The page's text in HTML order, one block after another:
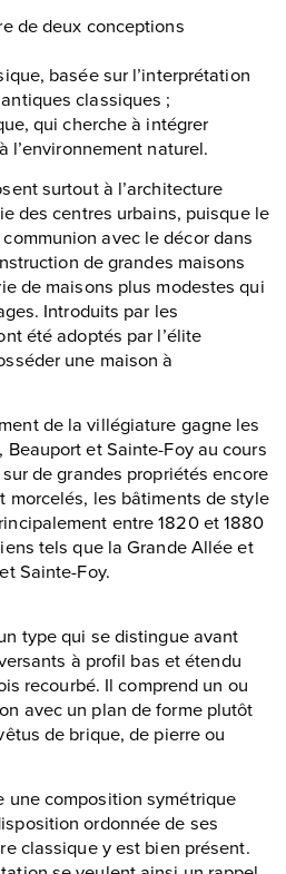
de deux conceptions
basée sur l’interprétation
classiques ;
qui cherche à intégrer
l’environnement naturel.
surtout à l’architecture
des centres urbains, puisque le
avec le décor dans
de grandes maisons
de maisons plus modestes qui
Introduits par les
été adoptés par l’élite
une maison à
de la villégiature gagne les
et Sainte-Foy au cours
de grandes propriétés encore
morcelés, les bâtiments de style
entre 1820 et 1880
tels que la Grande Allée et
Sainte-Foy.
type qui se distingue avant
à profil bas et étendu
recourbé. Il comprend un ou
avec un plan de forme plutôt
de brique, de pierre ou
une composition symétrique
ordonnée de ses
classique y est bien présent.